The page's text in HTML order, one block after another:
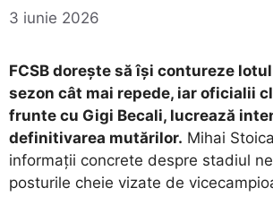
3 iunie 2026
FCSB dorește să își contureze
sezon cât mai repede, iar oficialii
frunte cu Gigi Becali, lucrează
definitivarea mutărilor. Mihai
informații concrete despre stadiul
posturile cheie vizate de